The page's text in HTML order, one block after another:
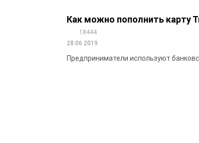
Как можно пополнить карту
18444
28.06.2019
Предприниматели используют